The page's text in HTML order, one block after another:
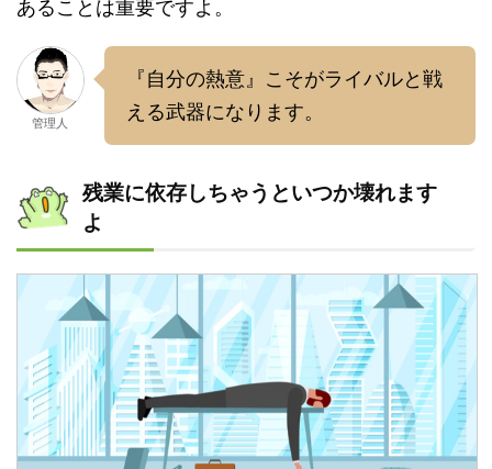
あることは重要ですよ。
管理人
『自分の熱意』こそがライバルと戦
える武器になります。
残業に依存しちゃうといつか壊れます
よ